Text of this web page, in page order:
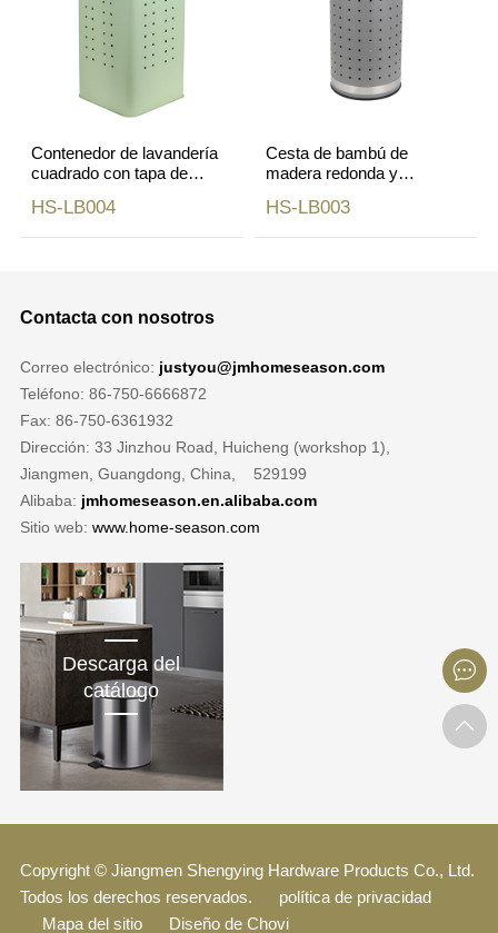
Contenedor de lavandería
cuadrado con tapa de
doméstico
HS-LB004
Cesta de bambú de
madera redonda y
colada
HS-LB003
Contacta con nosotros
Correo electrónico: justyou@jmhomeseason.com
Teléfono: 86-750-6666872
Fax: 86-750-6361932
Dirección: 33 Jinzhou Road, Huicheng (workshop 1),
Jiangmen, Guangdong, China, 529199
Alibaba: jmhomeseason.en.alibaba.com
Sitio web: www.home-season.com
Descarga del
catálogo
Copyright © Jiangmen Shengying Hardware Products Co., Ltd.
Todos los derechos reservados.
política de privacidad
Mapa del sitio
Diseño de Chovi